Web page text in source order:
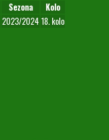
Sezona
Kolo
2023/2024 18. kolo